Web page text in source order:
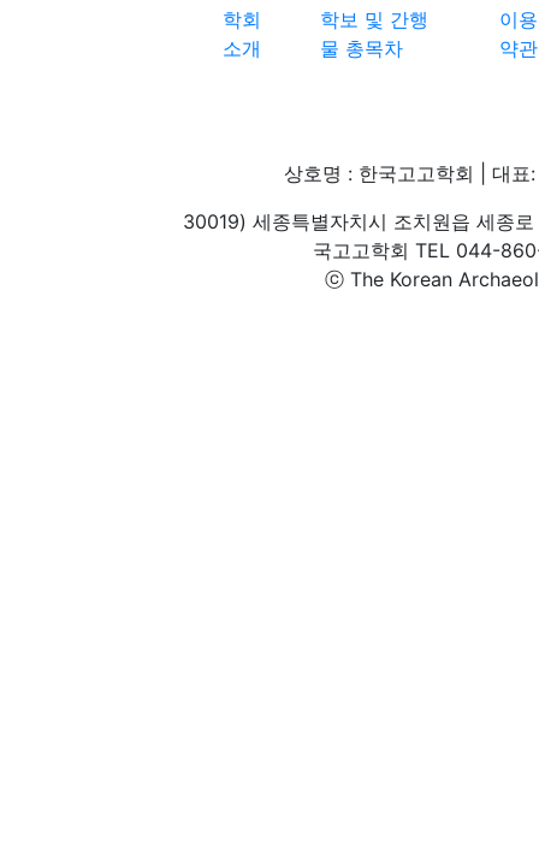
학회
소개
학보 및 간행
물 총목차
이용
약관
상호명 : 한국고고학회 | 대
30019) 세종특별자치시 조치원읍 세종
국고고학회 TEL 044-
ⓒ The Korean